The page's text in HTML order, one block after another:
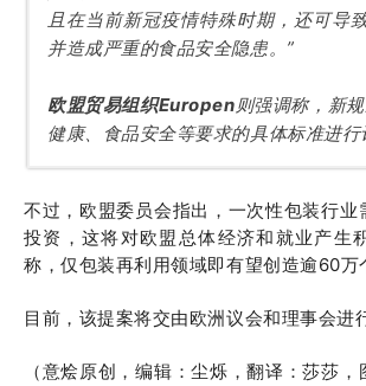
且在当前新冠疫情特殊时期，还可导
并造成严重的食品安全隐患。”
欧盟贸易组织Europen则强调称，新规
健康、食品安全等要求的具体标准进行
不过，欧盟委员会指出，一次性包装行业
投资，这将对欧盟总体经济和就业产生
称，仅包装再利用领域即有望创造逾60万
目前，该提案将交由欧洲议会和理事会进
（意烩原创，编辑：尘烁，翻译：莎莎，